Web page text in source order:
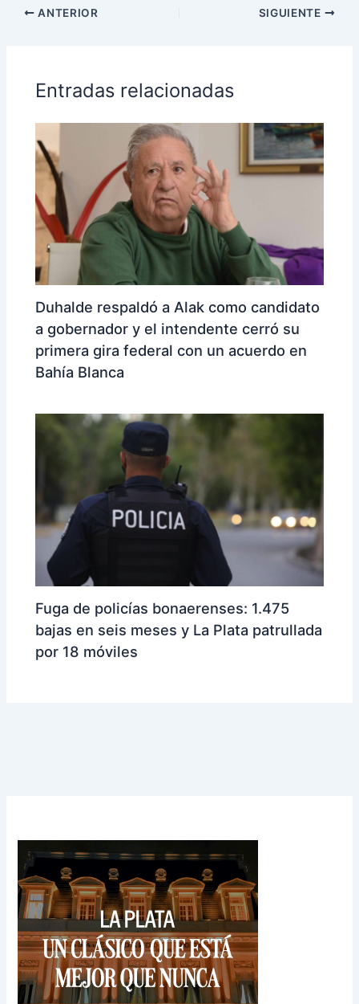
ANTERIOR SIGUIENTE
Entradas relacionadas
Duhalde respaldó a Alak como candidato
a gobernador y el intendente cerró su
primera gira federal con un acuerdo en
Bahía Blanca
Fuga de policías bonaerenses: 1.475
bajas en seis meses y La Plata patrullada
por 18 móviles